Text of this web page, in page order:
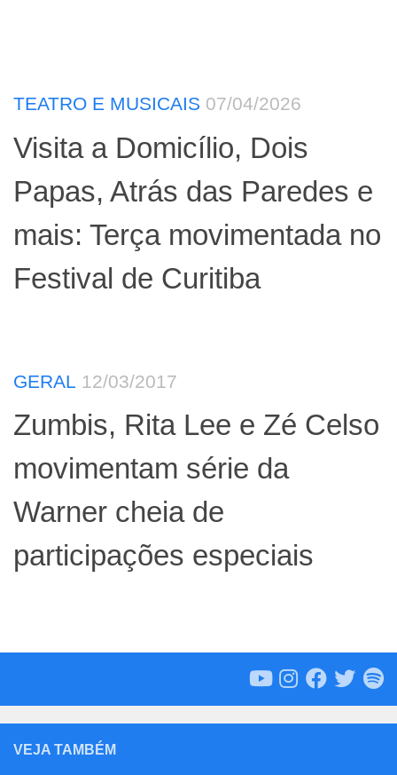
TEATRO E MUSICAIS 07/04/2026
Visita a Domicílio, Dois
Papas, Atrás das Paredes e
mais: Terça movimentada no
Festival de Curitiba
GERAL 12/03/2017
Zumbis, Rita Lee e Zé Celso
movimentam série da
Warner cheia de
participações especiais
VEJA TAMBÉM